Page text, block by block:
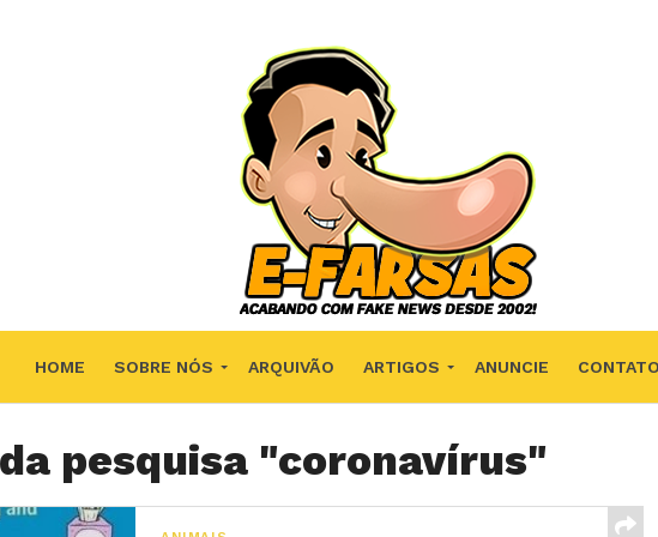
HOME SOBRE NÓS ARQUIVÃO ARTIGOS ANUNCIE CONTATO
F.A.Qpesquisa "coronavírus"